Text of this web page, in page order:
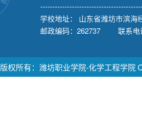
学校地址： 山东省潍坊市滨海
邮政编码：262737 联系电
版权所有：潍坊职业学院-化学工程学院